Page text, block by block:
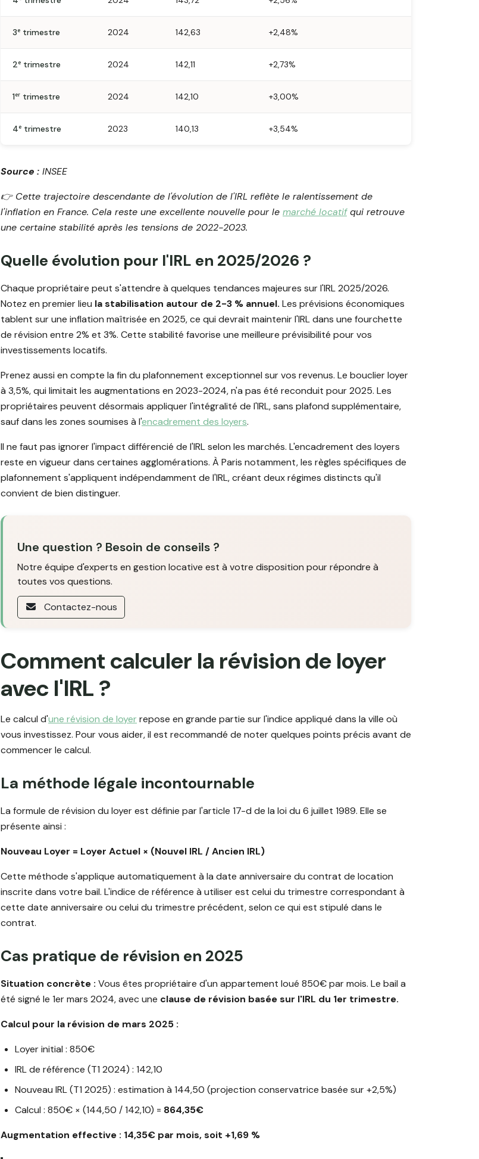
3ᵉ trimestre 2024 142,63 +2,48%
2ᵉ trimestre 2024 142,11 +2,73%
1ᵉʳ trimestre 2024 142,10 +3,00%
4ᵉ trimestre 2023 140,13 +3,54%
Source : INSEE
👉️ Cette trajectoire descendante de l'évolution de l'IRL reflète le ralentissement de
l'inflation en France. Cela reste une excellente nouvelle pour le marché locatifqui retrouve
une certaine stabilité après les tensions de 2022-2023.
Quelle évolution pour l'IRL en 2025/2026 ?
Chaque propriétaire peut s'attendre à quelques tendances majeures sur l'IRL 2025/2026.
Notez en premier lieu la stabilisation autour de 2-3 % annuel. Les prévisions économiques
tablent sur une inflation maîtrisée en 2025, ce qui devrait maintenir l'IRL dans une fourchette
de révision entre 2% et 3%. Cette stabilité favorise une meilleure prévisibilité pour vos
investissements locatifs.
Prenez aussi en compte la fin du plafonnement exceptionnel sur vos revenus. Le bouclier loyer
à 3,5%, qui limitait les augmentations en 2023-2024, n'a pas été reconduit pour 2025. Les
propriétaires peuvent désormais appliquer l'intégralité de l'IRL, sans plafond supplémentaire,
sauf dans les zones soumises à l'encadrement des loyers.
Il ne faut pas ignorer l'impact différencié de l'IRL selon les marchés. L'encadrement des loyers
reste en vigueur dans certaines agglomérations. À Paris notamment, les règles spécifiques de
plafonnement s'appliquent indépendamment de l'IRL, créant deux régimes distincts qu'il
convient de bien distinguer.
Une question ? Besoin de conseils ?
Notre équipe d'experts en gestion locative est à votre disposition pour répondre à
toutes vos questions.
Contactez-nous
Comment calculer la révision de loyer
avec l'IRL ?
Le calcul d'une révision de loyer repose en grande partie sur l'indice appliqué dans la ville où
vous investissez. Pour vous aider, il est recommandé de noter quelques points précis avant de
commencer le calcul.
La méthode légale incontournable
La formule de révision du loyer est définie par l'article 17-d de la loi du 6 juillet 1989. Elle se
présente ainsi :
Nouveau Loyer = Loyer Actuel × (Nouvel IRL / Ancien IRL)
Cette méthode s'applique automatiquement à la date anniversaire du contrat de location
inscrite dans votre bail. L'indice de référence à utiliser est celui du trimestre correspondant à
cette date anniversaire ou celui du trimestre précédent, selon ce qui est stipulé dans le
contrat.
Cas pratique de révision en 2025
Situation concrète : Vous êtes propriétaire d'un appartement loué 850€ par mois. Le bail a
été signé le 1er mars 2024, avec une clause de révision basée sur l'IRL du 1er trimestre.
Calcul pour la révision de mars 2025 :
Loyer initial : 850€
IRL de référence (T1 2024) : 142,10
Nouveau IRL (T1 2025) : estimation à 144,50 (projection conservatrice basée sur +2,5%)
Calcul : 850€ × (144,50 / 142,10) = 864,35€
Augmentation effective : 14,35€ par mois, soit +1,69 %